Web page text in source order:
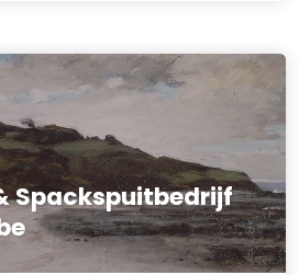
Spackspuitbedrijf